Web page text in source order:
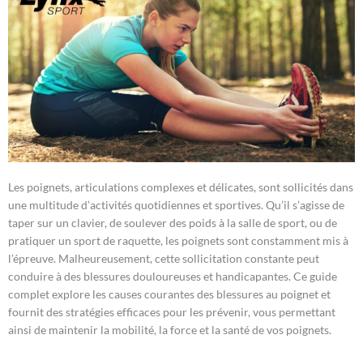
Les poignets, articulations complexes et délicates, sont sollicités dans
une multitude d’activités quotidiennes et sportives. Qu’il s’agisse de
taper sur un clavier, de soulever des poids à la salle de sport, ou de
pratiquer un sport de raquette, les poignets sont constamment mis à
l’épreuve. Malheureusement, cette sollicitation constante peut
conduire à des blessures douloureuses et handicapantes. Ce guide
complet explore les causes courantes des blessures au poignet et
fournit des stratégies efficaces pour les prévenir, vous permettant
ainsi de maintenir la mobilité, la force et la santé de vos poignets.